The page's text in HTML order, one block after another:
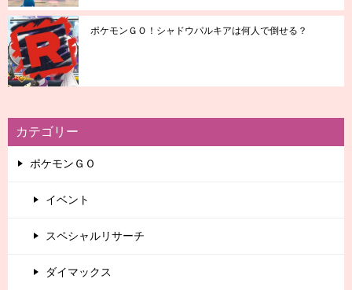
ポケモンＧＯ！シャドウパルキアは何人で倒せる？
カテゴリー
ポケモンＧＯ
イベント
スペシャルリサーチ
ダイマックス